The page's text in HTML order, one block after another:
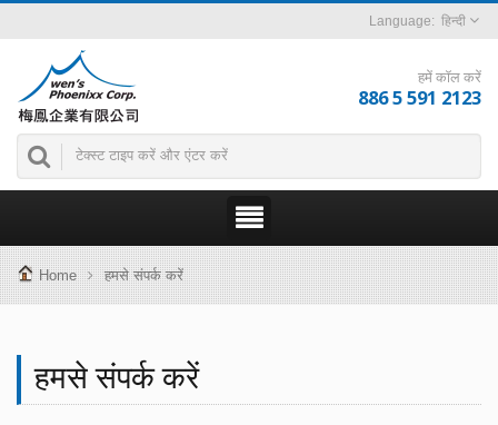
हिन्दी
हमें कॉल करें
886 5 591 2123
Home हमसे संपर्क करें
हमसे संपर्क करें